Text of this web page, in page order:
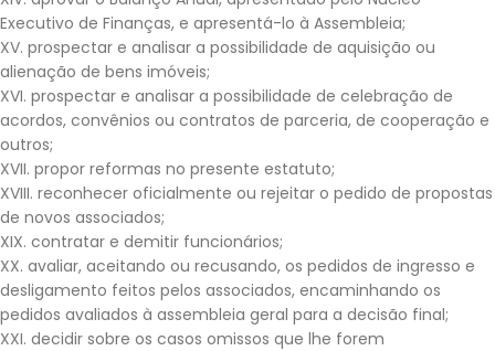
Executivo de Finanças, e apresentá-lo à Assembleia;
XV. prospectar e analisar a possibilidade de aquisição ou
alienação de bens imóveis;
XVI. prospectar e analisar a possibilidade de celebração de
acordos, convênios ou contratos de parceria, de cooperação e
outros;
XVII. propor reformas no presente estatuto;
XVIII. reconhecer oficialmente ou rejeitar o pedido de propostas
de novos associados;
XIX. contratar e demitir funcionários;
XX. avaliar, aceitando ou recusando, os pedidos de ingresso e
desligamento feitos pelos associados, encaminhando os
pedidos avaliados à assembleia geral para a decisão final;
XXI. decidir sobre os casos omissos que lhe forem